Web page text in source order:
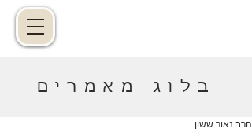
בלוג מאמרים
הרב נאור ששון